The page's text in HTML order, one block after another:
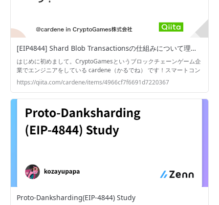
[EIP4844] Shard Blob Transactionsの仕組みについて理解しよう！ - Qiita
はじめに初めまして。CryptoGamesというブロックチェーンゲーム企
業でエンジニアをしている cardene（かるでね） です！スマートコン
トラクトを書いたり、フロントエンド・バックエンド…
https://qiita.com/cardene/items/4966cf7f6691d7220367
Proto-Danksharding(EIP-4844) Study